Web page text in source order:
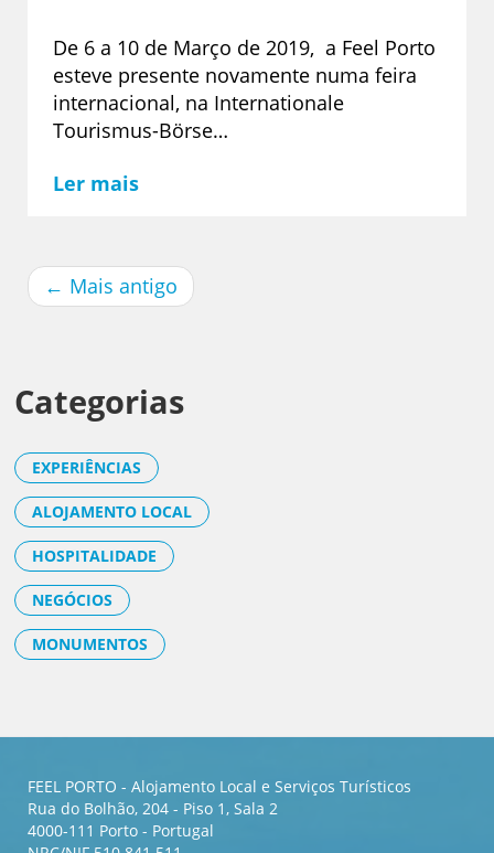
De 6 a 10 de Março de 2019, a Feel Porto
esteve presente novamente numa feira
internacional, na Internationale
Tourismus-Börse…
Ler mais
← Mais antigo
Categorias
EXPERIÊNCIAS
ALOJAMENTO LOCAL
HOSPITALIDADE
NEGÓCIOS
MONUMENTOS
FEEL PORTO - Alojamento Local e Serviços Turísticos
Rua do Bolhão, 204 - Piso 1, Sala 2
4000-111 Porto - Portugal